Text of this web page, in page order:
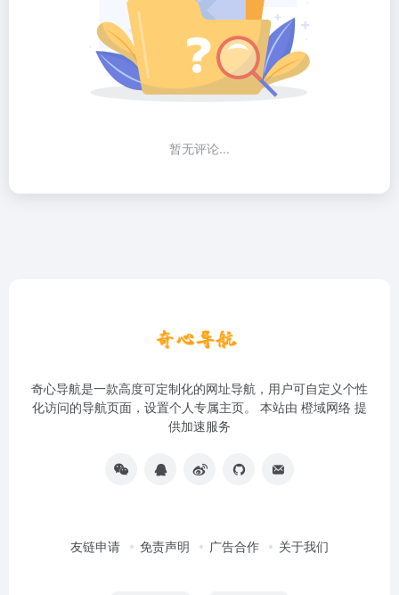
暂无评论...
奇心导航是一款高度可定制化的网址导航，用户可自定义个性
化访问的导航页面，设置个人专属主页。 本站由 橙域网络 提
供加速服务
友链申请 免责声明 广告合作 关于我们